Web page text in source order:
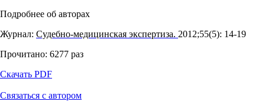
Подробнее об авторах
Журнал: Судебно-медицинская экспертиза. 2012;55(5): 14‑19
Прочитано: 6277 раз
Скачать PDF
Связаться с автором